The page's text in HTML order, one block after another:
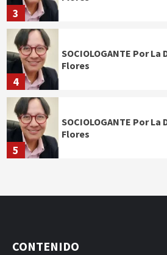
3
4
SOCIOLOGANTE Por
Flores
5
SOCIOLOGANTE Por
Flores
CONTENIDO